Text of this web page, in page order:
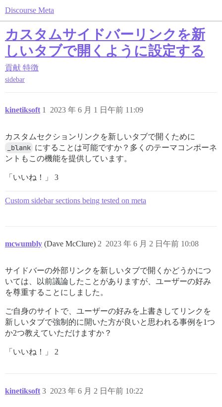
Discourse Meta
カスタムサイドバーリンクを新
しいタブで開くように設定する
貢献 特徴
sidebar
kinetiksoft 2023 年 6 月 1 日午前 11:09
1
カスタムセクションリンクを新しいタブで開くために
_blank にすることは可能ですか？多くのテーマコンポーネ
ントもこの機能を提供しています。
「いいね！」 3
Custom sidebar sections being tested on meta
mcwumbly (Dave McClure) 2023 年 6 月 2 日午前 10:08
2
サイドバーの外部リンクを新しいタブで開くかどうかにつ
いては、以前議論したことがありますが、ユーザーの好み
を尊重することにしました。
ご自身のサイトで、ユーザーの好みを上書きしてリンクを
新しいタブで強制的に開いた方が良いと思われる事例を1つ
か2つ教えていただけますか？
「いいね！」 2
kinetiksoft 2023 年 6 月 2 日午前 10:22
3